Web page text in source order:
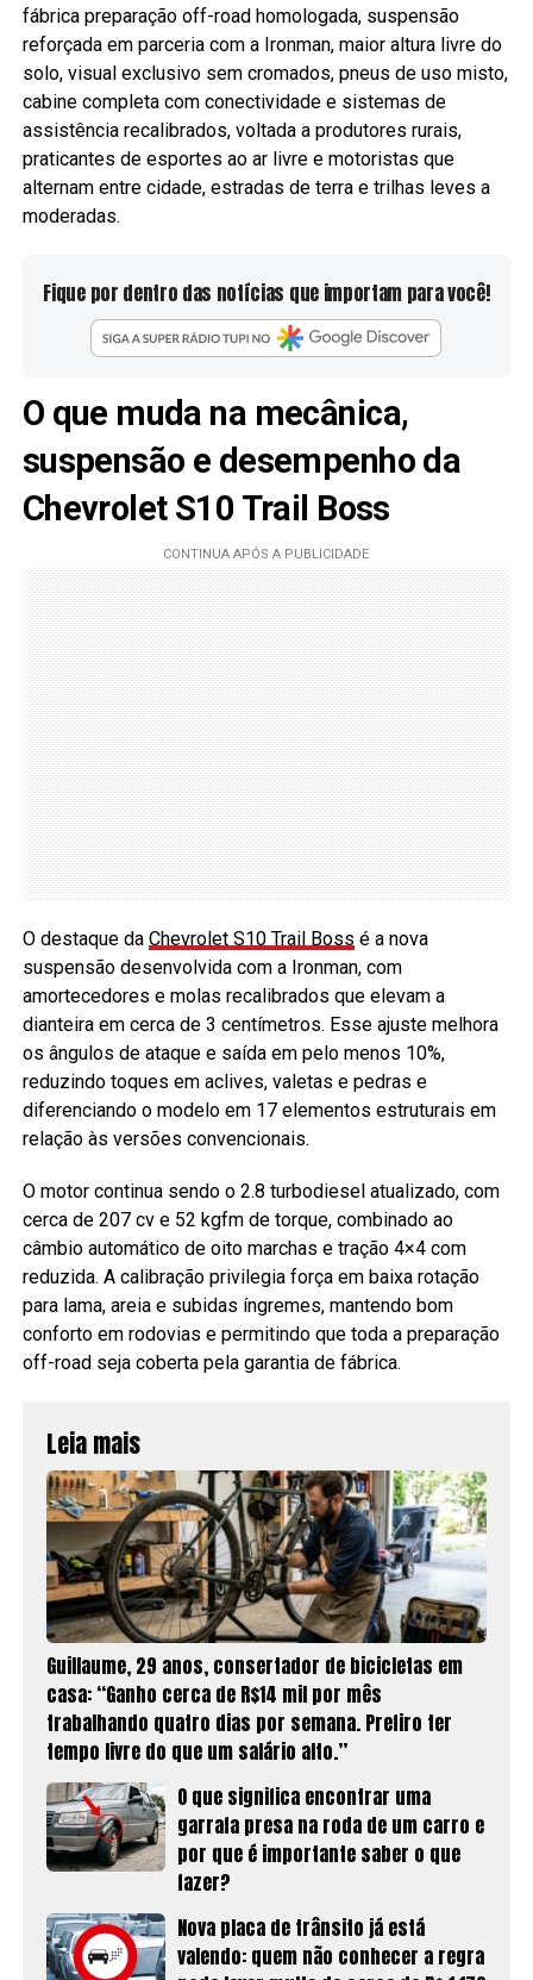
fábrica preparação off-road homologada, suspensão
reforçada em parceria com a Ironman, maior altura livre do
solo, visual exclusivo sem cromados, pneus de uso misto,
cabine completa com conectividade e sistemas de
assistência recalibrados, voltada a produtores rurais,
praticantes de esportes ao ar livre e motoristas que
alternam entre cidade, estradas de terra e trilhas leves a
moderadas.
Fique por dentro das notícias que importam para você!
O que muda na mecânica,
suspensão e desempenho da
Chevrolet S10 Trail Boss
O destaque da Chevrolet S10 Trail Boss é a nova
suspensão desenvolvida com a Ironman, com
amortecedores e molas recalibrados que elevam a
dianteira em cerca de 3 centímetros. Esse ajuste melhora
os ângulos de ataque e saída em pelo menos 10%,
reduzindo toques em aclives, valetas e pedras e
diferenciando o modelo em 17 elementos estruturais em
relação às versões convencionais.
O motor continua sendo o 2.8 turbodiesel atualizado, com
cerca de 207 cv e 52 kgfm de torque, combinado ao
câmbio automático de oito marchas e tração 4×4 com
reduzida. A calibração privilegia força em baixa rotação
para lama, areia e subidas íngremes, mantendo bom
conforto em rodovias e permitindo que toda a preparação
off-road seja coberta pela garantia de fábrica.
Leia mais
Guillaume, 29 anos, consertador de bicicletas em
casa: “Ganho cerca de R$14 mil por mês
trabalhando quatro dias por semana. Prefiro ter
tempo livre do que um salário alto.”
O que significa encontrar uma
garrafa presa na roda de um carro e
por que é importante saber o que
fazer?
Nova placa de trânsito já está
valendo: quem não conhecer a regra